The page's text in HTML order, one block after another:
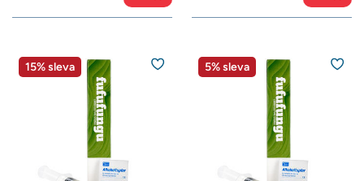
15% sleva 5% sleva